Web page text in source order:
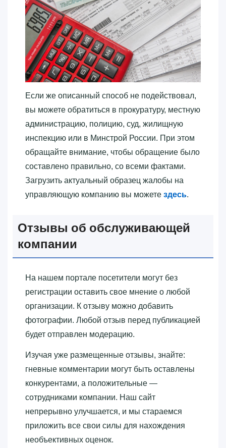
Если же описанный способ не подействовал,
вы можете обратиться в прокуратуру, местную
администрацию, полицию, суд, жилищную
инспекцию или в Минстрой России. При этом
обращайте внимание, чтобы обращение было
составлено правильно, со всеми фактами.
Загрузить актуальный образец жалобы на
управляющую компанию вы можете здесь.
Отзывы об обслуживающей
компании
На нашем портале посетители могут без
регистрации оставить свое мнение о любой
организации. К отзыву можно добавить
фотографии. Любой отзыв перед публикацией
будет отправлен модерацию.
Изучая уже размещенные отзывы, знайте:
гневные комментарии могут быть оставлены
конкурентами, а положительные —
сотрудниками компании. Наш сайт
непрерывно улучшается, и мы стараемся
приложить все свои силы для нахождения
необъективных оценок.